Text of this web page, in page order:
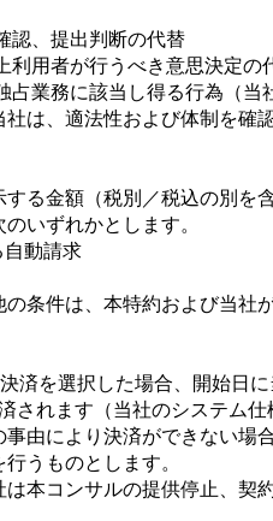
認、提出判断の代替
利用者が行うべき意思決定の
業務に該当し得る行為（当
は、適法性および体制を確
る金額（税別／税込の別を
いずれかとします。
自動請求
条件は、本特約および当社
済を選択した場合、開始日
されます（当社のシステム仕
由により決済ができない
うものとします。
本コンサルの提供停止、契